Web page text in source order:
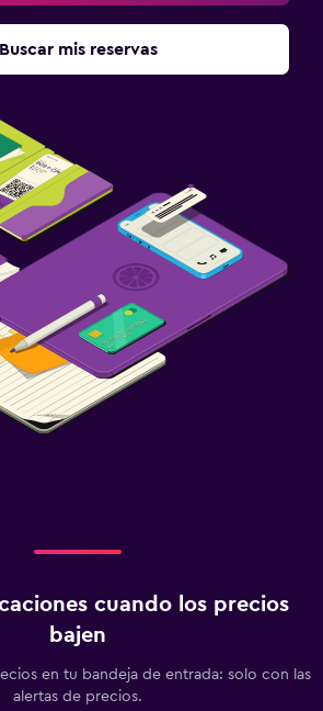
Buscar mis reservas
cuando los precios
bajen
en tu bandeja de entrada: solo con las
alertas de precios.